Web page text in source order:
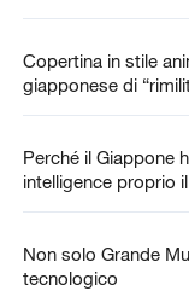
Copertina in stile
giapponese di
Perché il Giappone
intelligence proprio
Non solo Grande
tecnologico